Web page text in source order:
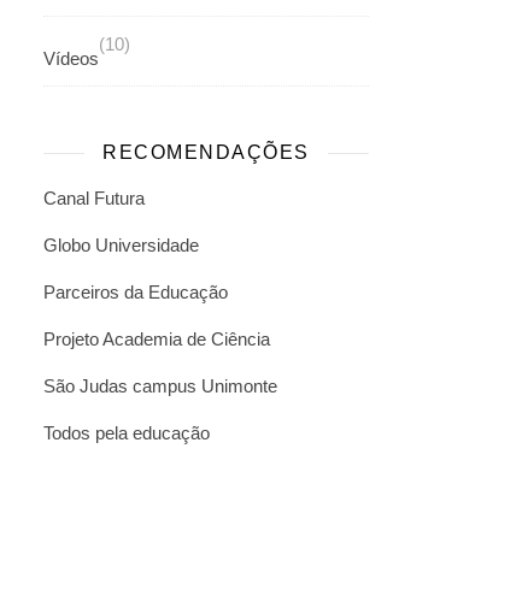
Vídeos
(10)
RECOMENDAÇÕES
Canal Futura
Globo Universidade
Parceiros da Educação
Projeto Academia de Ciência
São Judas campus Unimonte
Todos pela educação